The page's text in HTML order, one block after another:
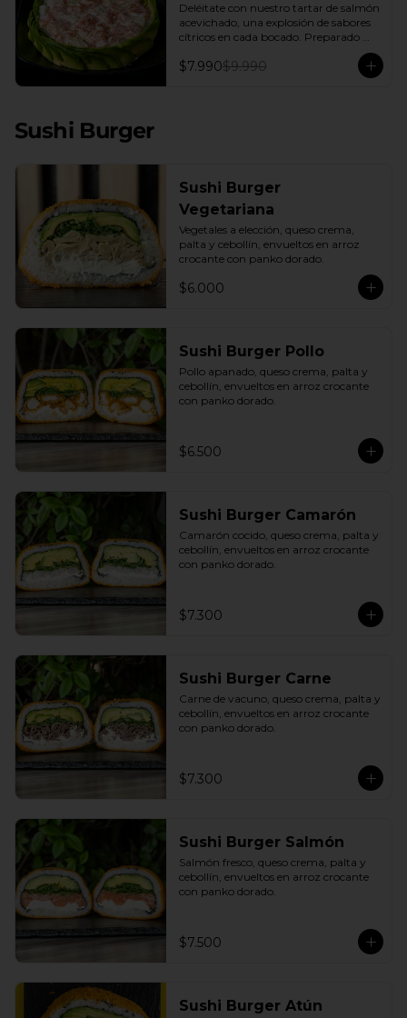
Deléitate con nuestro tartar de salmón
acevichado, una explosión de sabores
cítricos en cada bocado. Preparado
con una base de pepino fresco y palta
cremosa, este plato es el equilibrio
perfecto. Incluye: 1 Salsa de Soya 30ML
$7.990$9.990
Sushi Burger
Sushi Burger
Vegetariana
Vegetales a elección, queso crema,
palta y cebollín, envueltos en arroz
crocante con panko dorado.
$6.000
Sushi Burger Pollo
Pollo apanado, queso crema, palta y
cebollín, envueltos en arroz crocante
con panko dorado.
$6.500
Sushi Burger Camarón
Camarón cocido, queso crema, palta y
cebollín, envueltos en arroz crocante
con panko dorado.
$7.300
Sushi Burger Carne
Carne de vacuno, queso crema, palta y
cebollín, envueltos en arroz crocante
con panko dorado.
$7.300
Sushi Burger Salmón
Salmón fresco, queso crema, palta y
cebollín, envueltos en arroz crocante
con panko dorado.
$7.500
Sushi Burger Atún